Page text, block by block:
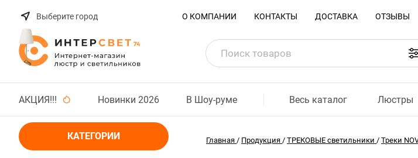
Выберите город О КОМПАНИИ КОНТАКТЫ ДОСТАВКА ОТЗЫВЫ
АКЦИЯ!!! Новинки 2026 В Шоу-руме Весь каталог Люстры
КАТЕГОРИИ Главная / Продукция / ТРЕКОВЫЕ светильники / Треки